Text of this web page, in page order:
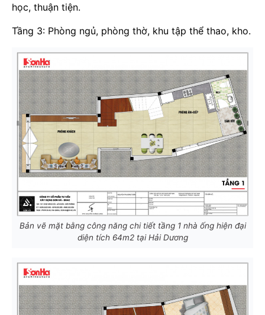
học, thuận tiện.
Tầng 3: Phòng ngủ, phòng thờ, khu tập thể thao, kho.
Bản vẽ mặt bằng công năng chi tiết tầng 1 nhà ống hiện đại
diện tích 64m2 tại Hải Dương